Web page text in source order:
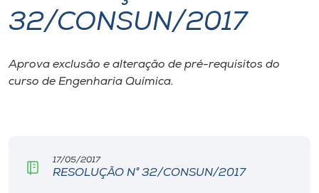
I.nova
Diplomados
CPA
32/CONSUN/2017
Aprova exclusão e alteração de pré-requisitos do
curso de Engenharia Química.
17/05/2017
RESOLUÇÃO N° 32/CONSUN/2017